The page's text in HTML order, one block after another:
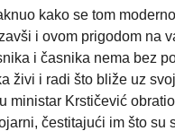
kako se tom
i ovom prigodom na
i časnika nema bez
živi i radi što bliže uz
ministar Krstičević
čestitajući im što su